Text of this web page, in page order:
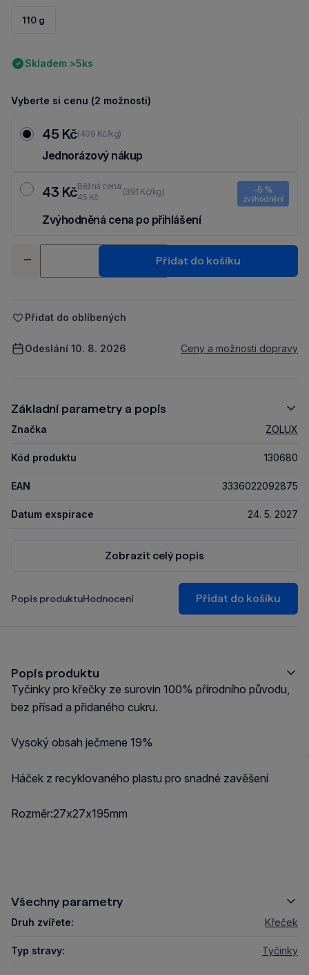
110 g
Skladem >5ks
Vyberte si cenu (2 možnosti)
45 Kč(409 Kč/kg)
Jednorázový nákup
43 KčBěžná cena:
45 Kč
(391 Kč/kg) -5 %
zvýhodnění
Zvýhodněná cena po přihlášení
-
+
Přidat do košíku
Přidat do oblíbených
Odeslání 10. 8. 2026 Ceny a možnosti dopravy
Základní parametry a popis
Značka ZOLUX
Kód produktu 130680
EAN 3336022092875
Datum exspirace 24. 5. 2027
Zobrazit celý popis
Popis produktuHodnocení Přidat do košíku
Popis produktu
Tyčinky pro křečky ze surovin 100% přírodního původu,
bez přísad a přidaného cukru.
Vysoký obsah ječmene 19%
Háček z recyklovaného plastu pro snadné zavěšení
Rozměr:27x27x195mm
Všechny parametry
Druh zvířete: Křeček
Typ stravy: Tyčinky